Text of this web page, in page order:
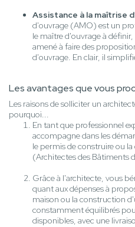
Assistance à la maîtrise
d'ouvrage (AMO) est un
le maître d'ouvrage à
amené à faire des
d'ouvrage. En clair, il
Les avantages que vous
Les raisons de solliciter un
pourquoi...
En tant que professionnel
accompagne dans les
le permis de construire ou
(Architectes des Bâtiments
Grâce à l'architecte, vous
quant aux dépenses à
maison ou la construction
constamment équilibrés
disponibles, avec une